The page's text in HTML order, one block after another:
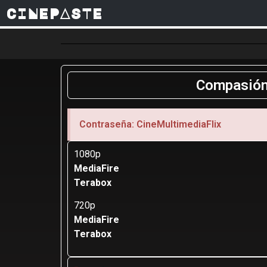
CINEPASTE
Contraseña: CineMultimediaFlix
1080p
MediaFire
Terabox
720p
MediaFire
Terabox